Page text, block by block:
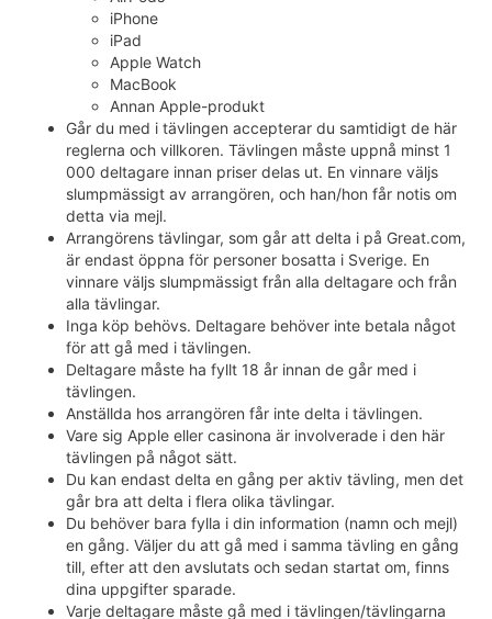
iPhone
iPad
Apple Watch
MacBook
Annan Apple-produkt
Går du med i tävlingen accepterar du samtidigt de här
reglerna och villkoren. Tävlingen måste uppnå minst 1
000 deltagare innan priser delas ut. En vinnare väljs
slumpmässigt av arrangören, och han/hon får notis om
detta via mejl.
​Arrangörens tävlingar, som går att delta i på Great.com,
är endast öppna för personer bosatta i Sverige. En
vinnare väljs slumpmässigt från alla deltagare och från
alla tävlingar.
Inga köp behövs. Deltagare behöver inte betala något
för att gå med i tävlingen.
Deltagare måste ha fyllt 18 år innan de går med i
tävlingen.
Anställda hos arrangören får inte delta i tävlingen.
Vare sig Apple eller casinona är involverade i den här
tävlingen på något sätt.
Du kan endast delta en gång per aktiv tävling, men det
går bra att delta i flera olika tävlingar.
Du behöver bara fylla i din information (namn och mejl)
en gång. Väljer du att gå med i samma tävling en gång
till, efter att den avslutats och sedan startat om, finns
dina uppgifter sparade.
Varje deltagare måste gå med i tävlingen/tävlingarna